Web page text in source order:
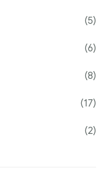
(5)
(6)
(8)
(17)
(2)